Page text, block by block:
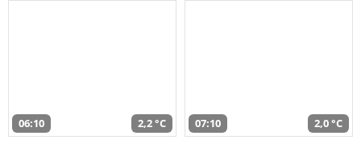
06:10 2,2 °C 07:10 2,0 °C